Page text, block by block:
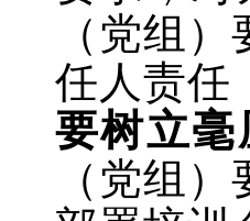
（党组
任人责任
要树立
（党组